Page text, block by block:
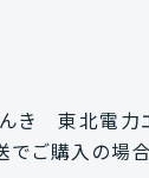
んき 東北電
ご購入の場合